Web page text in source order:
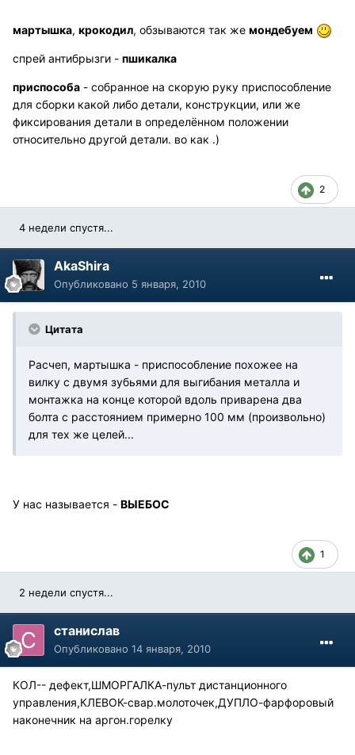
мартышка, крокодил, обзываются так же мондебуем
спрей антибрызги - пшикалка
приспособа - собранное на скорую руку приспособление
для сборки какой либо детали, конструкции, или же
фиксирования детали в определённом положении
относительно другой детали. во как .)
2
4 недели спустя...
AkaShira
Опубликовано 5 января, 2010
Цитата
Расчеп, мартышка - приспособление похожее на
вилку с двумя зубьями для выгибания металла и
монтажка на конце которой вдоль приварена два
болта с расстоянием примерно 100 мм (произвольно)
для тех же целей...
У нас называется - ВЫЕБОС
1
2 недели спустя...
станислав
Опубликовано 14 января, 2010
КОЛ-- дефект,ШМОРГАЛКА-пульт дистанционного
управления,КЛЕВОК-свар.молоточек,ДУПЛО-фарфоровый
наконечник на аргон.горелку